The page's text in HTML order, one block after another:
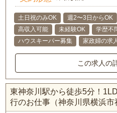
土日祝のみOK 週2〜3日からOK
高収入可能
未経験OK 学歴不
ハウスキーパー募集
家政婦の求
この求人の
東神奈川駅から徒歩5分！
行のお仕事（神奈川県横浜市